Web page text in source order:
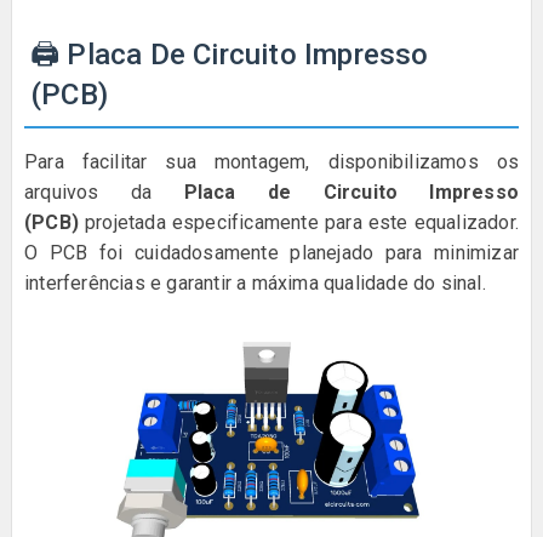
🖨️ Placa De Circuito Impresso
(PCB)
Para facilitar sua montagem, disponibilizamos os
arquivos da
Placa de Circuito Impresso
(PCB)projetada especificamente para este equalizador.
O PCB foi cuidadosamente planejado para minimizar
interferências e garantir a máxima qualidade do sinal.